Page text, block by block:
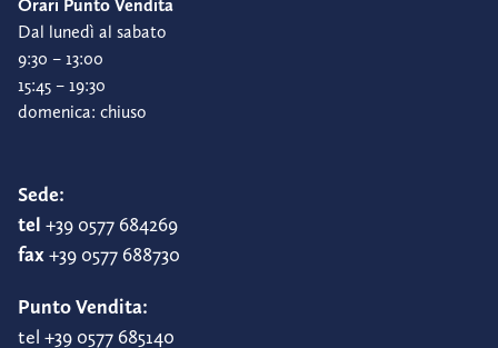
Orari Punto Vendita
Dal lunedì al sabato
9:30 – 13:00
15:45 – 19:30
domenica: chiuso
Sede:
tel +39 0577 684269
fax+39 0577 688730
Punto Vendita:
tel +39 0577 685140